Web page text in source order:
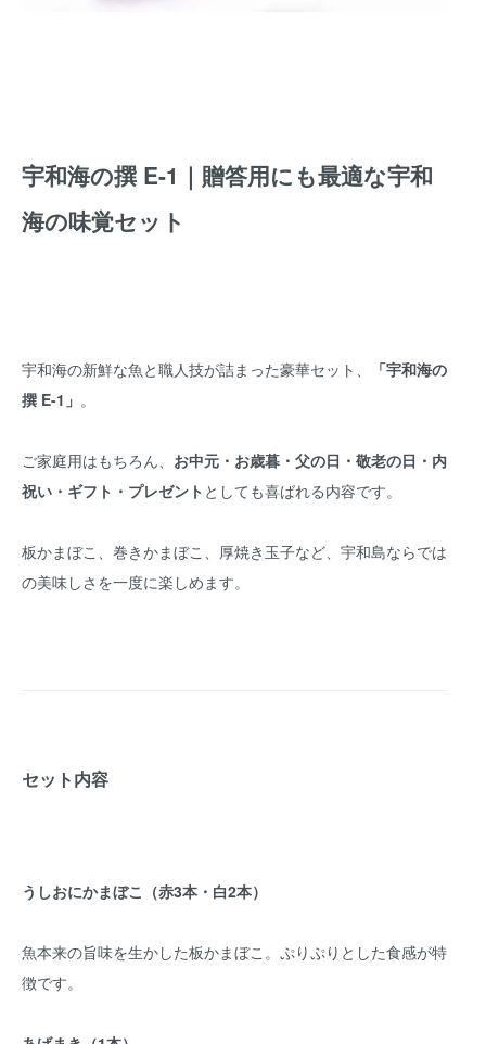
宇和海の撰 E-1｜贈答用にも最適な宇和
海の味覚セット
宇和海の新鮮な魚と職人技が詰まった豪華セット、
「宇和海の
撰 E-1」 。
ご家庭用はもちろん、 お中元・お歳暮・父の日・敬老の日・内
祝い・ギフト・プレゼント としても喜ばれる内容です。
板かまぼこ、巻きかまぼこ、厚焼き玉子など、宇和島ならでは
の美味しさを一度に楽しめます。
セット内容
うしおにかまぼこ（赤3本・白2本）
魚本来の旨味を生かした板かまぼこ。ぷりぷりとした食感が特
徴です。